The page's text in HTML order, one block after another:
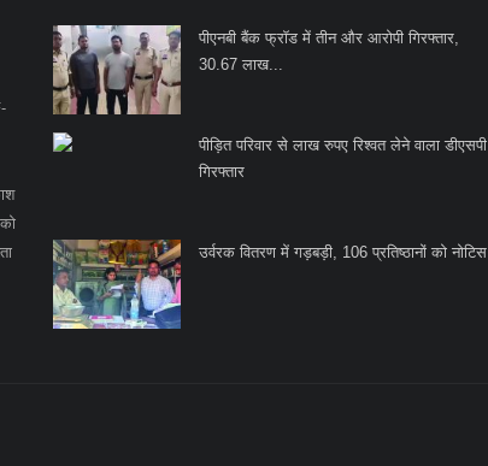
पीएनबी बैंक फ्रॉड में तीन और आरोपी गिरफ्तार,
30.67 लाख...
पीड़ित परिवार से लाख रुपए रिश्वत लेने वाला डीएसपी
गिरफ्तार
उर्वरक वितरण में गड़बड़ी, 106 प्रतिष्ठानों को नोटिस